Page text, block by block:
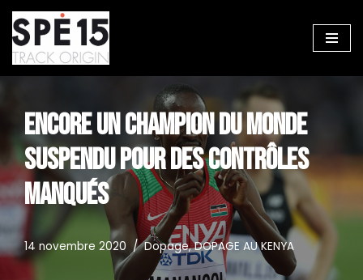
Aller
au
ENCORE UN CHAMPION DU MONDE
SUSPENDU POUR DES CONTRÔLES
MANQUÉS
14 novembre 2020 Dopage,DOPAGE AU KENYA